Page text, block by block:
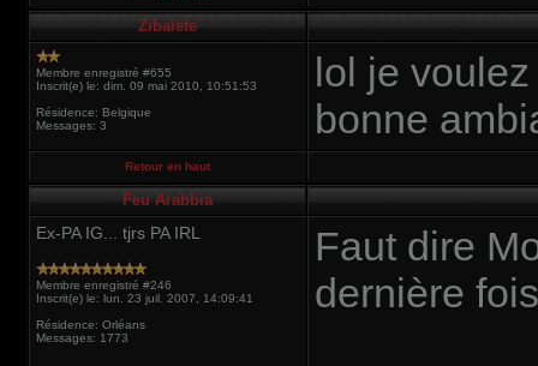
Zibalete
Membre enregistré #655
Inscrit(e) le: dim. 09 mai 2010, 10:51:53
Résidence: Belgique
Messages: 3
lol je
bonne
Retour en haut
Feu Arabbia
Ex-PA IG... tjrs PA IRL
Membre enregistré #246
Inscrit(e) le: lun. 23 juil. 2007, 14:09:41
Résidence: Orléans
Messages: 1773
Faut dire
dernière